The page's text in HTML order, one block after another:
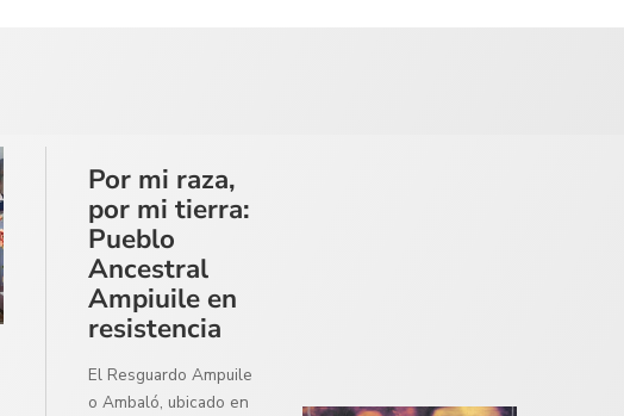
Por mi raza,
por mi tierra:
Pueblo
Ancestral
Ampiuile en
resistencia
El Resguardo Ampuile
o Ambaló, ubicado en